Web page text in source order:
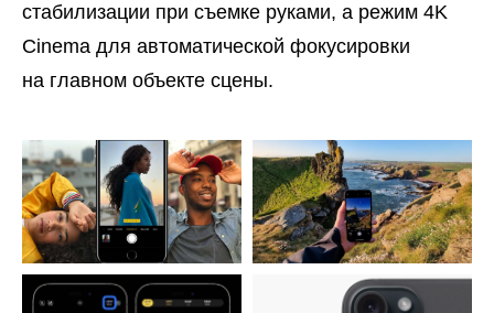
стабилизации при съемке руками, а режим 4K
Cinema для автоматической фокусировки
на главном объекте сцены.